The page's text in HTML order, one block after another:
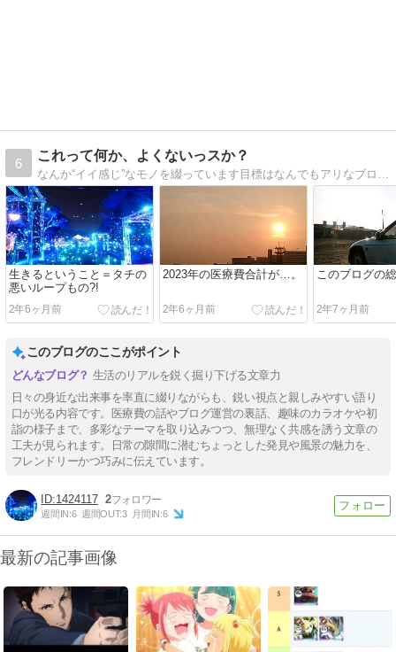
6
これって何か、よくないっスか？
生きるということ＝タチの
悪いループもの?!
2年6ヶ月前
2023年の医療費合計が…。
2年6ヶ月前
このブログの
2年7ヶ月前
このブログのここがポイント
生活のリアルを鋭く掘り下げる文章力
日々の身近な出来事を率直に綴りながらも、鋭い視点と親しみやすい語り
口が光る内容です。医療費の話やブログ運営の裏話、趣味のカラオケや初
詣の様子まで、多彩なテーマを取り込みつつ、無理なく共感を誘う文章の
工夫が見られます。日常の隙間に潜むちょっとした発見や風景の魅力を、
フレンドリーかつ巧みに伝えています。
1424117 2
週間IN:6 週間OUT:3 月間IN:6
最新の記事画像